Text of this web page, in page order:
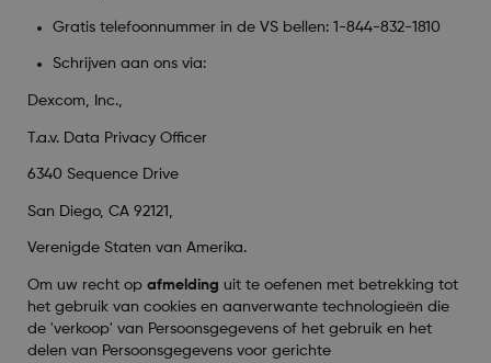
Gratis telefoonnummer in de VS bellen: 1-844-832-1810
Schrijven aan ons via:
Dexcom, Inc.,
T.a.v. Data Privacy Officer
6340 Sequence Drive
San Diego, CA 92121,
Verenigde Staten van Amerika.
Om uw recht op afmelding uit te oefenen met betrekking tot
het gebruik van cookies en aanverwante technologieën die
de 'verkoop' van Persoonsgegevens of het gebruik en het
delen van Persoonsgegevens voor gerichte